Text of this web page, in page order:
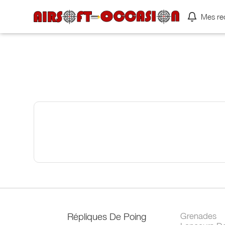
Mes
Répliques De Poing
Grenades